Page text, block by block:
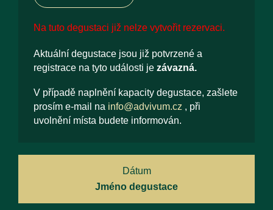
Dátum
Jméno degustace
Na tuto degustaci již nelze vytvořit rezervaci.
Aktuální degustace jsou již potvrzené a
registrace na tyto události je závazná.
V případě naplnění kapacity degustace, zašlete
prosím e-mail na info@advivum.cz , při
uvolnění místa budete informován.